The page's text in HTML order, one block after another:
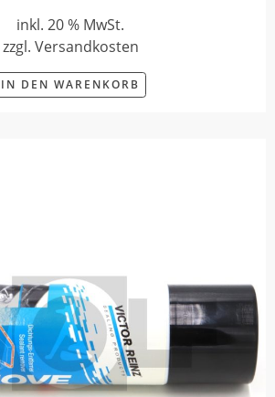
inkl. 20 % MwSt.
zzgl. Versandkosten
IN DEN WARENKORB